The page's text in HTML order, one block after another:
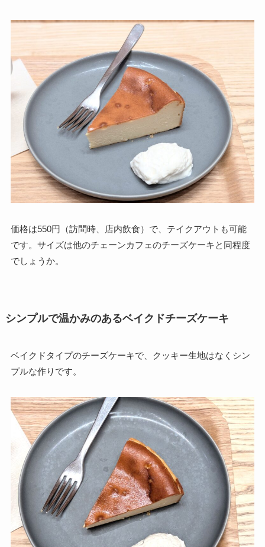
価格は550円（訪問時、店内飲食）で、テイクアウトも可能
です。サイズは他のチェーンカフェのチーズケーキと同程度
でしょうか。
シンプルで温かみのあるベイクドチーズケーキ
ベイクドタイプのチーズケーキで、クッキー生地はなくシン
プルな作りです。